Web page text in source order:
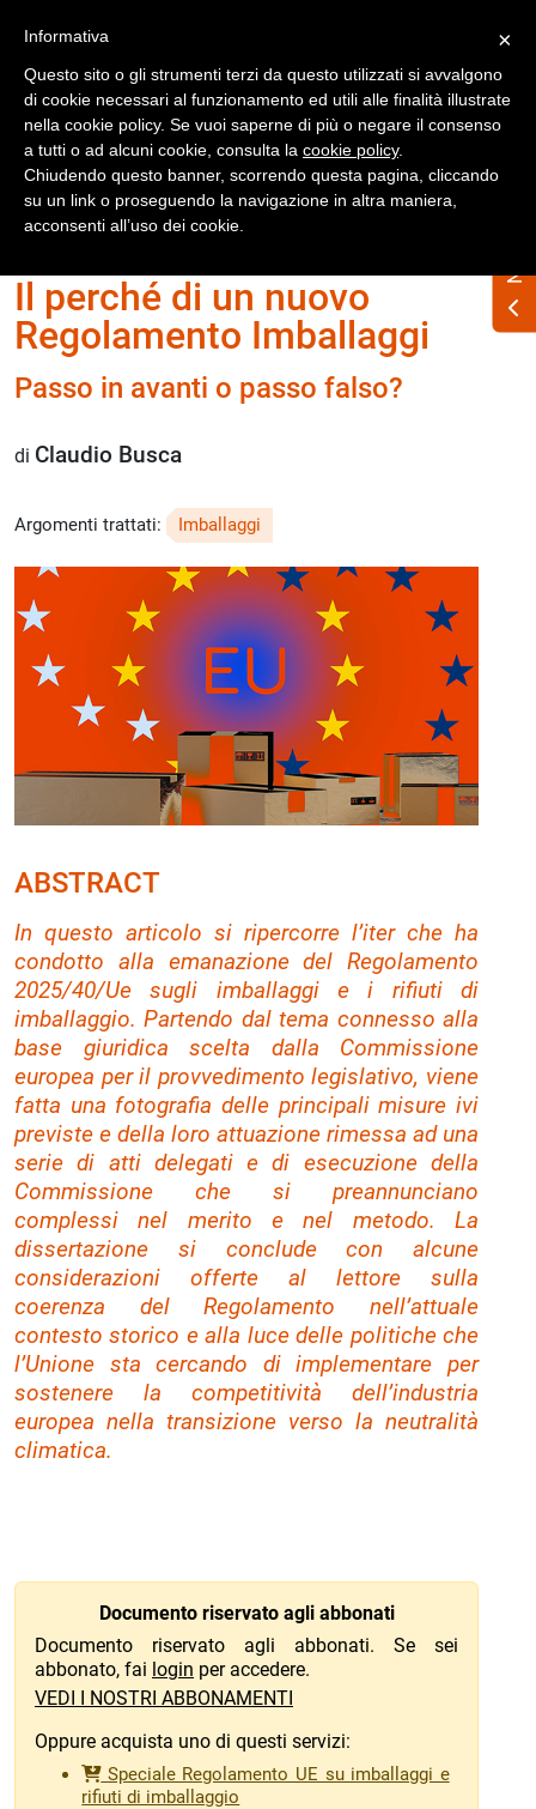
Accedi
Home Numero Rifiuti n. 338 maggio 2025
Il perché di un nuovo
Regolamento Imballaggi
Passo in avanti o passo falso?
di Claudio Busca
Argomenti trattati: Imballaggi
ABSTRACT
In questo articolo si ripercorre l’iter che ha
condotto alla emanazione del Regolamento
2025/40/Ue sugli imballaggi e i rifiuti di
imballaggio. Partendo dal tema connesso alla
base giuridica scelta dalla Commissione
europea per il provvedimento legislativo, viene
fatta una fotografia delle principali misure ivi
previste e della loro attuazione rimessa ad una
serie di atti delegati e di esecuzione della
Commissione che si preannunciano
complessi nel merito e nel metodo. La
dissertazione si conclude con alcune
considerazioni offerte al lettore sulla
coerenza del Regolamento nell’attuale
contesto storico e alla luce delle politiche che
l’Unione sta cercando di implementare per
sostenere la competitività dell’industria
europea nella transizione verso la neutralità
climatica.
Documento riservato agli abbonati
Documento riservato agli abbonati. Se sei
abbonato, fai login per accedere.
VEDI I NOSTRI ABBONAMENTI
Oppure acquista uno di questi servizi:
Speciale Regolamento UE su imballaggi e
rifiuti di imballaggio
×
Informativa
Questo sito o gli strumenti terzi da questo utilizzati si avvalgono
di cookie necessari al funzionamento ed utili alle finalità illustrate
nella cookie policy. Se vuoi saperne di più o negare il consenso
a tutti o ad alcuni cookie, consulta la cookie policy.
Chiudendo questo banner, scorrendo questa pagina, cliccando
su un link o proseguendo la navigazione in altra maniera,
acconsenti all’uso dei cookie.